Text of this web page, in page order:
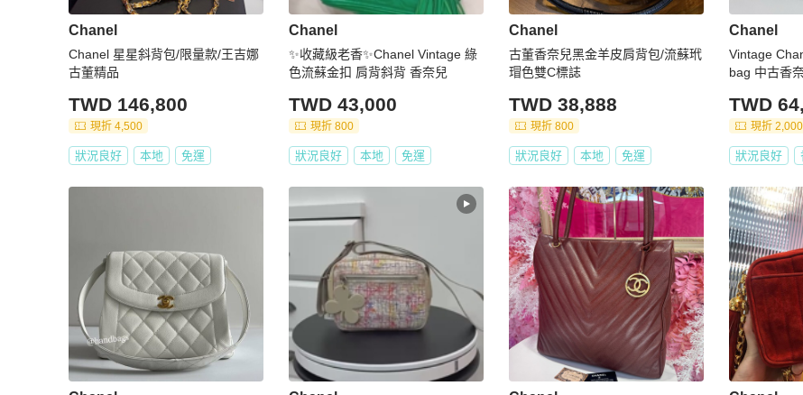
Chanel
Chanel 星星斜背包/限量款/王吉娜
古董精品
TWD 146,800
現折 4,500
狀況良好 本地 免運
Chanel
✨收藏級老香✨Chanel Vintage 綠
色流蘇金扣 肩背斜背 香奈兒
TWD 43,000
現折 800
狀況良好 本地 免運
Chanel
古董香奈兒黑金羊皮肩背包/流蘇玳
瑁色雙C標誌
TWD 38,888
現折 800
狀況良好 本地 免運
Chanel
Vintage
bag 中古
TWD
現折 2,000
狀況良好